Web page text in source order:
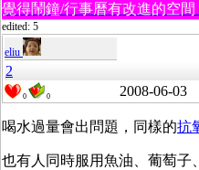
覺得鬧鐘/行事曆有改進的空
edited: 5
eliu
2
0 0 2008-06-03
喝水過量會出問題，同樣的抗
也有人同時服用魚油、葡萄子